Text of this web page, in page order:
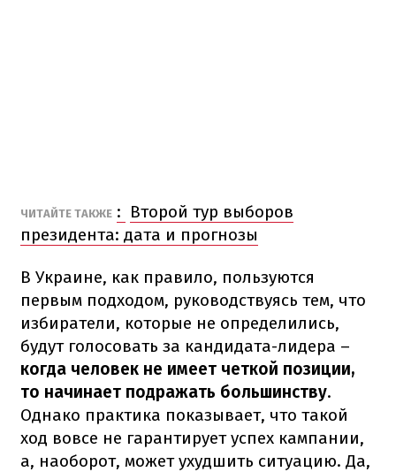
ЧИТАЙТЕ ТАКЖЕ : Второй тур выборов
президента: дата и прогнозы
В Украине, как правило, пользуются
первым подходом, руководствуясь тем, что
избиратели, которые не определились,
будут голосовать за кандидата-лидера –
когда человек не имеет четкой позиции,
то начинает подражать большинству.
Однако практика показывает, что такой
ход вовсе не гарантирует успех кампании,
а, наоборот, может ухудшить ситуацию. Да,